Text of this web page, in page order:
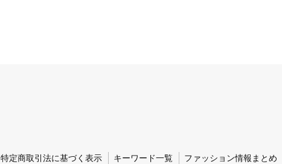
特定商取引法に基づく表示 キーワード一覧 ファッション情報まとめ